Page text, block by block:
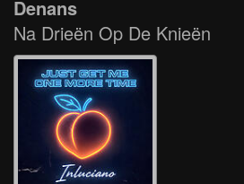
Denans
Na Drieën Op De Knieën